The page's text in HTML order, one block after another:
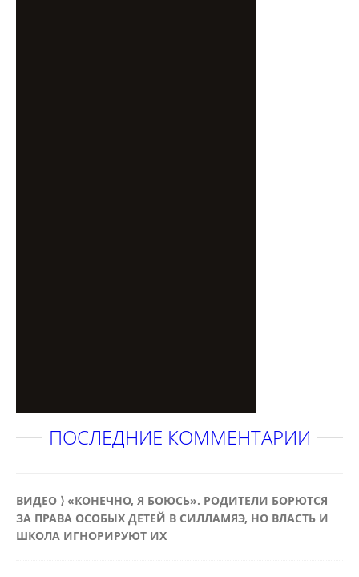
ПОСЛЕДНИЕ КОММЕНТАРИИ
ВИДЕО ⟩ «КОНЕЧНО, Я БОЮСЬ». РОДИТЕЛИ БОРЮТСЯ
ЗА ПРАВА ОСОБЫХ ДЕТЕЙ В СИЛЛАМЯЭ, НО ВЛАСТЬ И
ШКОЛА ИГНОРИРУЮТ ИХ